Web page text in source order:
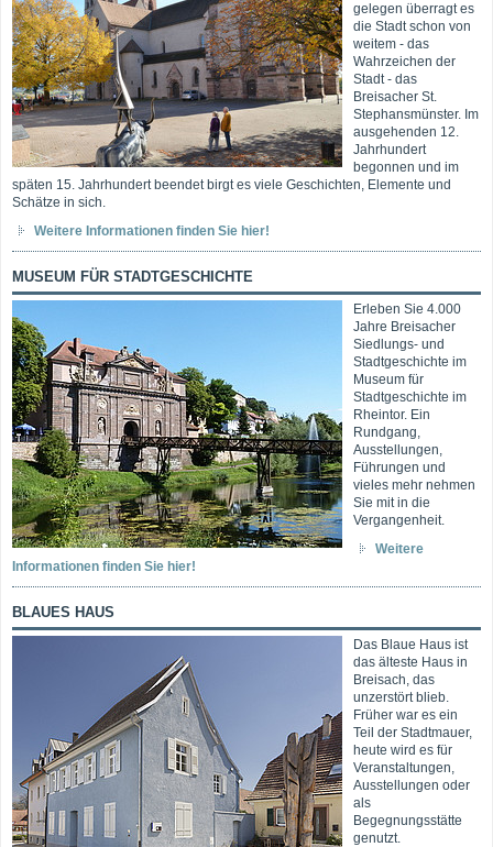
gelegen überragt es
die Stadt schon von
weitem - das
Wahrzeichen der
Stadt - das
Breisacher St.
Stephansmünster. Im
ausgehenden 12.
Jahrhundert
begonnen und im
späten 15. Jahrhundert beendet birgt es viele Geschichten, Elemente und
Schätze in sich.
Weitere Informationen finden Sie hier!
MUSEUM FÜR STADTGESCHICHTE
Erleben Sie 4.000
Jahre Breisacher
Siedlungs- und
Stadtgeschichte im
Museum für
Stadtgeschichte im
Rheintor. Ein
Rundgang,
Ausstellungen,
Führungen und
vieles mehr nehmen
Sie mit in die
Vergangenheit.
Weitere
Informationen finden Sie hier!
BLAUES HAUS
Das Blaue Haus ist
das älteste Haus in
Breisach, das
unzerstört blieb.
Früher war es ein
Teil der Stadtmauer,
heute wird es für
Veranstaltungen,
Ausstellungen oder
als
Begegnungsstätte
genutzt.